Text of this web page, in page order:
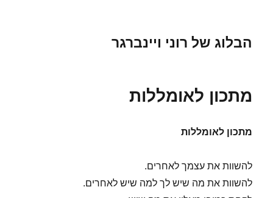
הבלוג של רוני ויינברגר
מתכון לאומללות
מתכון לאומללות
להשוות את עצמך לאחרים.
להשוות את מה שיש לך למה שיש לאחרים.